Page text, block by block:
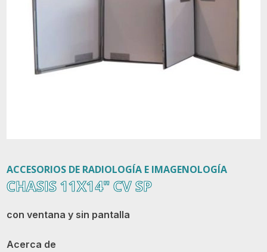
ACCESORIOS DE RADIOLOGÍA E IMAGENOLOGÍA
CHASIS 11X14" CV SP
con ventana y sin pantalla
Acerca de